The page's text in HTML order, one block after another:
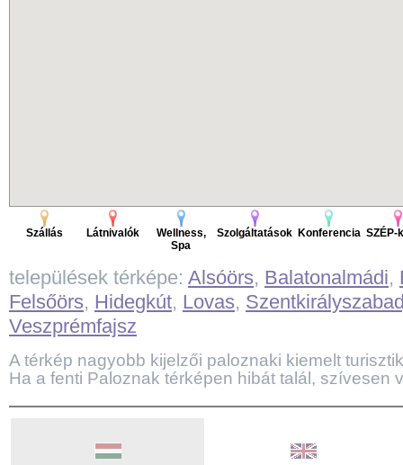
Szállás Látnivalók
Wellness,
Spa
Szolgáltatások Konferencia SZÉP-
települések térképe: Alsóörs, Balatonalmádi,
Felsőörs, Hidegkút, Lovas,
Veszprémfajsz
A térkép nagyobb kijelzői paloznaki kiemelt
Ha a fenti Paloznak térképen hibát talál, szívesen